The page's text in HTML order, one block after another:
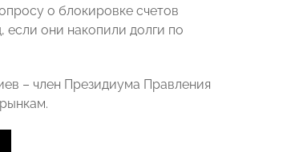
о блокировке счетов
если они накопили долги по
– член Президиума Правления